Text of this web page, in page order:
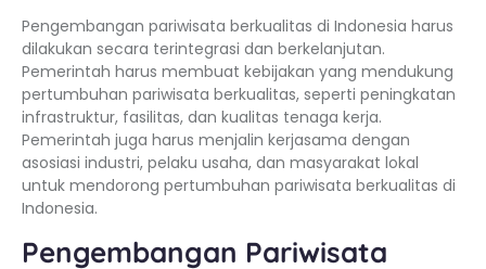
Pengembangan pariwisata berkualitas di Indonesia harus
dilakukan secara terintegrasi dan berkelanjutan.
Pemerintah harus membuat kebijakan yang mendukung
pertumbuhan pariwisata berkualitas, seperti peningkatan
infrastruktur, fasilitas, dan kualitas tenaga kerja.
Pemerintah juga harus menjalin kerjasama dengan
asosiasi industri, pelaku usaha, dan masyarakat lokal
untuk mendorong pertumbuhan pariwisata berkualitas di
Indonesia.
Pengembangan Pariwisata